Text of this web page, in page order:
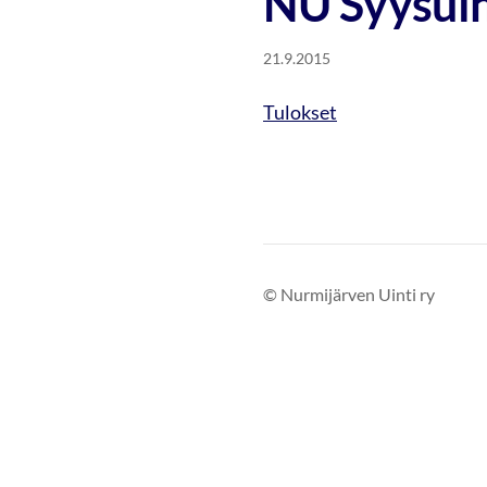
21.9.2015
Tulokset
© Nurmijärven Uinti ry